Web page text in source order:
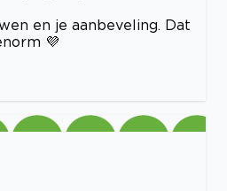
en je aanbeveling. Dat
💜